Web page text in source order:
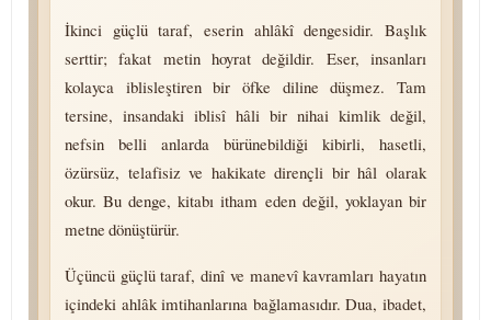
İkinci güçlü taraf, eserin ahlâkî dengesidir. Başlık
serttir; fakat metin hoyrat değildir. Eser, insanları
kolayca iblisleştiren bir öfke diline düşmez. Tam
tersine, insandaki iblisî hâli bir nihai kimlik değil,
nefsin belli anlarda bürünebildiği kibirli, hasetli,
özürsüz, telafisiz ve hakikate dirençli bir hâl olarak
okur. Bu denge, kitabı itham eden değil, yoklayan bir
metne dönüştürür.
Üçüncü güçlü taraf, dinî ve manevî kavramları hayatın
içindeki ahlâk imtihanlarına bağlamasıdır. Dua, ibadet,